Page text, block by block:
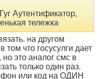
Аутентификатор,
тележка
на другом
что госусулги дает
это аналог смс в
только один раз.
или код на ОДИН